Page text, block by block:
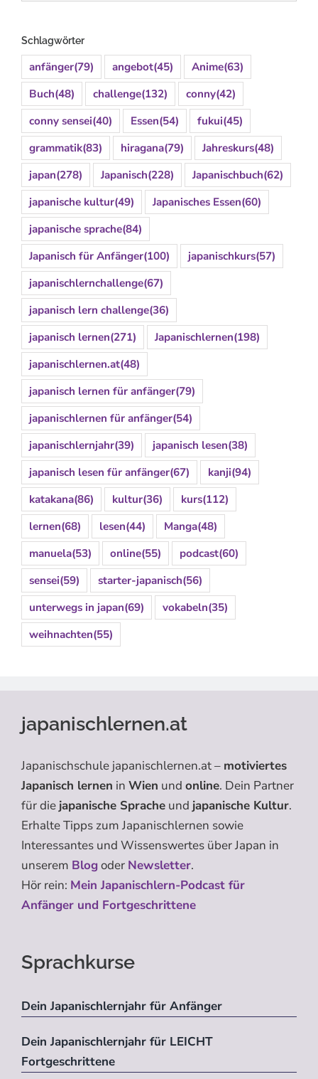
Schlagwörter
anfänger(79) angebot(45) Anime(63)
Buch(48) challenge(132) conny(42)
conny sensei(40) Essen(54) fukui(45)
grammatik(83) hiragana(79) Jahreskurs(48)
japan(278) Japanisch(228) Japanischbuch(62)
japanische kultur(49) Japanisches Essen(60)
japanische sprache(84)
Japanisch für Anfänger(100) japanischkurs(57)
japanischlernchallenge(67)
japanisch lern challenge(36)
japanisch lernen(271) Japanischlernen(198)
japanischlernen.at(48)
japanisch lernen für anfänger(79)
japanischlernen für anfänger(54)
japanischlernjahr(39) japanisch lesen(38)
japanisch lesen für anfänger(67) kanji(94)
katakana(86) kultur(36) kurs(112)
lernen(68) lesen(44) Manga(48)
manuela(53) online(55) podcast(60)
sensei(59) starter-japanisch(56)
unterwegs in japan(69) vokabeln(35)
weihnachten(55)
japanischlernen.at
Japanischschule japanischlernen.at – motiviertes
Japanisch lernen in Wien und online. Dein Partner
für die japanische Sprache und japanische Kultur.
Erhalte Tipps zum Japanischlernen sowie
Interessantes und Wissenswertes über Japan in
unserem Blogoder Newsletter.
Hör rein: Mein Japanischlern-Podcast für
Anfänger und Fortgeschrittene
Sprachkurse
Dein Japanischlernjahr für Anfänger
Dein Japanischlernjahr für LEICHT
Fortgeschrittene